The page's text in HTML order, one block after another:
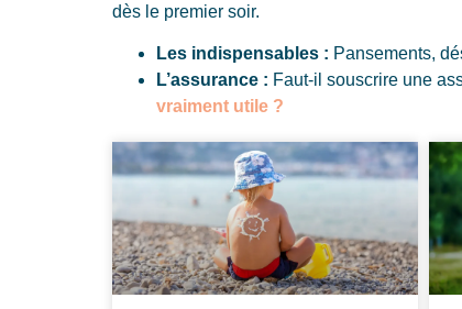
dès le premier soir.
Les indispensables : Pansements,
L’assurance : Faut-il souscrire une
vraiment utile ?